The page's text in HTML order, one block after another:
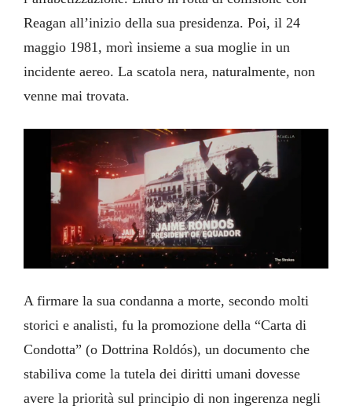
Reagan all’inizio della sua presidenza. Poi, il 24
maggio 1981, morì insieme a sua moglie in un
incidente aereo. La scatola nera, naturalmente, non
venne mai trovata.
A firmare la sua condanna a morte, secondo molti
storici e analisti, fu la promozione della “Carta di
Condotta” (o Dottrina Roldós), un documento che
stabiliva come la tutela dei diritti umani dovesse
avere la priorità sul principio di non ingerenza negli